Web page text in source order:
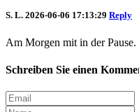
S. L. 2026-06-06 17:13:29 Reply
Am Morgen mit in der Pause.
Schreiben Sie einen